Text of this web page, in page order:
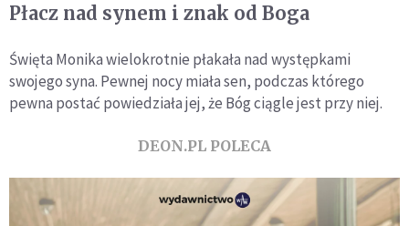
Płacz nad synem i znak od Boga
Święta Monika wielokrotnie płakała nad występkami
swojego syna. Pewnej nocy miała sen, podczas którego
pewna postać powiedziała jej, że Bóg ciągle jest przy niej.
DEON.PL POLECA